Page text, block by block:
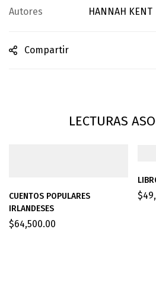
Autores
HANNAH KENT
Compartir
LECTURAS
CUENTOS POPULARES
IRLANDESES
$64,500.00
$